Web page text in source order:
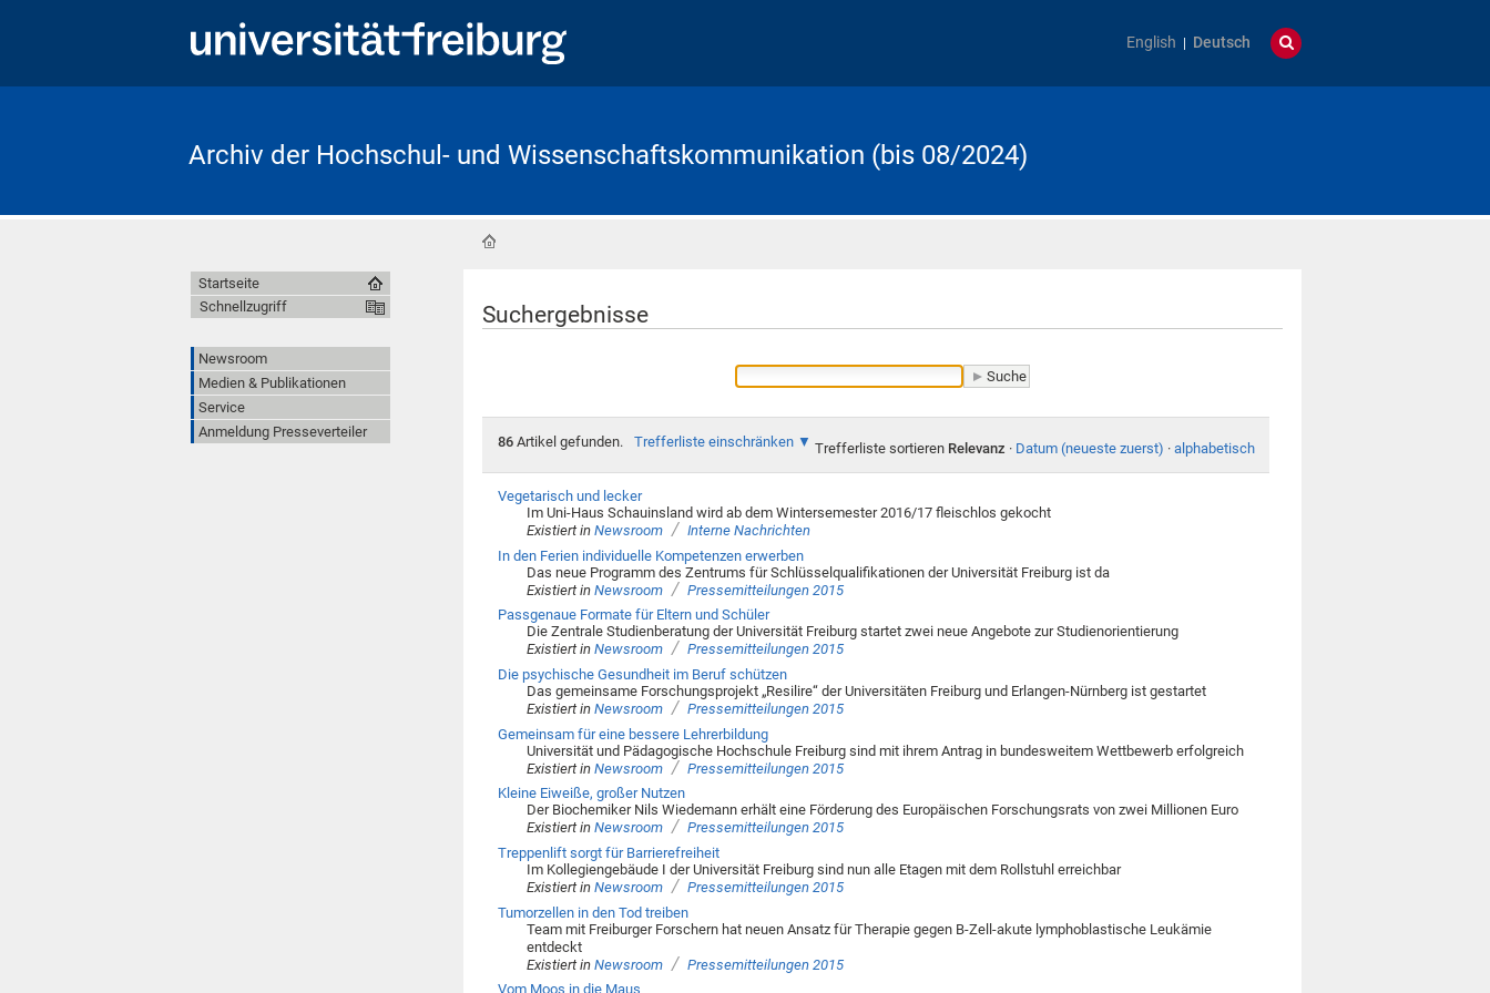
English Deutsch
Archiv der Hochschul- und Wissenschaftskommunikation (bis 08/2024)
Suchergebnisse
86Artikel gefunden. Trefferliste einschränken Trefferliste sortieren Relevanz · Datum (neueste zuerst) · alphabetisch
Vegetarisch und lecker
Im Uni-Haus Schauinsland wird ab dem Wintersemester 2016/17 fleischlos gekocht
Existiert in Newsroom / Interne Nachrichten
In den Ferien individuelle Kompetenzen erwerben
Das neue Programm des Zentrums für Schlüsselqualifikationen der Universität Freiburg ist da
Existiert in Newsroom / Pressemitteilungen 2015
Passgenaue Formate für Eltern und Schüler
Die Zentrale Studienberatung der Universität Freiburg startet zwei neue Angebote zur Studienorientierung
Existiert in Newsroom / Pressemitteilungen 2015
Die psychische Gesundheit im Beruf schützen
Das gemeinsame Forschungsprojekt „Resilire“ der Universitäten Freiburg und Erlangen-Nürnberg ist gestartet
Existiert in Newsroom / Pressemitteilungen 2015
Gemeinsam für eine bessere Lehrerbildung
Universität und Pädagogische Hochschule Freiburg sind mit ihrem Antrag in bundesweitem Wettbewerb erfolgreich
Existiert in Newsroom / Pressemitteilungen 2015
Kleine Eiweiße, großer Nutzen
Der Biochemiker Nils Wiedemann erhält eine Förderung des Europäischen Forschungsrats von zwei Millionen Euro
Existiert in Newsroom / Pressemitteilungen 2015
Treppenlift sorgt für Barrierefreiheit
Im Kollegiengebäude I der Universität Freiburg sind nun alle Etagen mit dem Rollstuhl erreichbar
Existiert in Newsroom / Pressemitteilungen 2015
Tumorzellen in den Tod treiben
Team mit Freiburger Forschern hat neuen Ansatz für Therapie gegen B-Zell-akute lymphoblastische Leukämie
entdeckt
Existiert in Newsroom / Pressemitteilungen 2015
Vom Moos in die Maus
Startseite
Schnellzugriff
Newsroom
Medien & Publikationen
Service
Anmeldung Presseverteiler